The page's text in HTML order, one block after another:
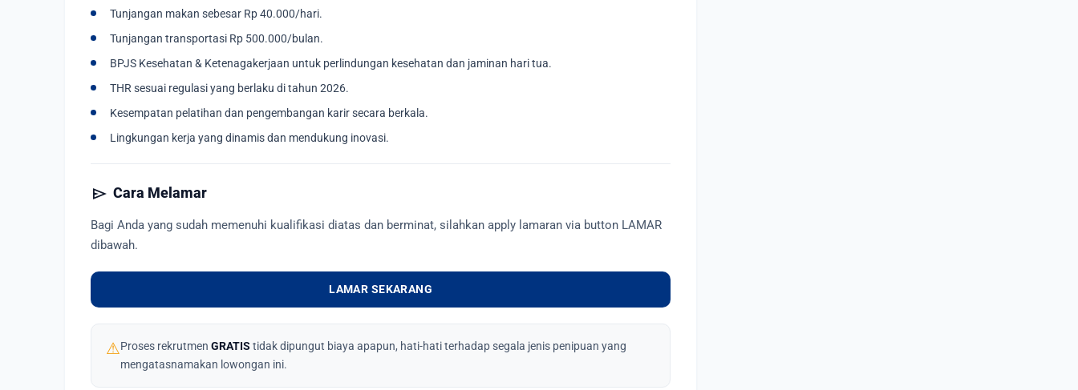
Tunjangan makan sebesar Rp 40.000/hari.
Tunjangan transportasi Rp 500.000/bulan.
BPJS Kesehatan & Ketenagakerjaan untuk perlindungan kesehatan dan jaminan hari tua.
THR sesuai regulasi yang berlaku di tahun 2026.
Kesempatan pelatihan dan pengembangan karir secara berkala.
Lingkungan kerja yang dinamis dan mendukung inovasi.
send Cara Melamar
Bagi Anda yang sudah memenuhi kualifikasi diatas dan berminat, silahkan apply lamaran via button LAMAR
dibawah.
LAMAR SEKARANG
⚠Proses rekrutmen GRATIS tidak dipungut biaya apapun, hati-hati terhadap segala jenis penipuan yang
mengatasnamakan lowongan ini.